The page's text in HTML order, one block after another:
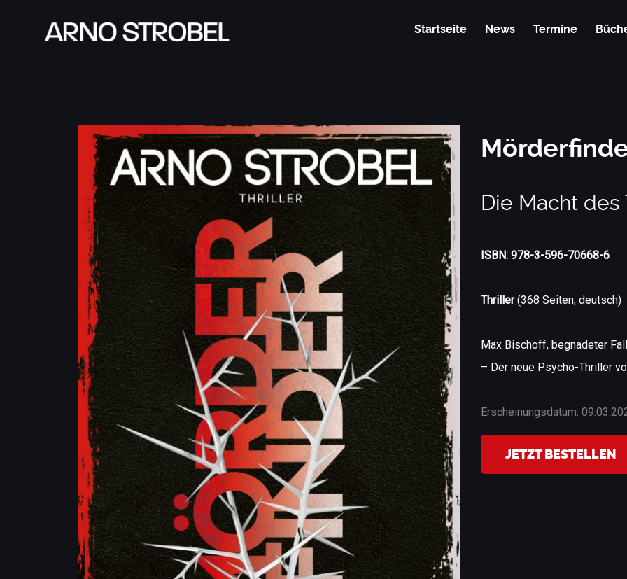
Startseite News Termine
Die Macht des
ISBN: 978-3-596-70668-6
Thriller(368 Seiten, deutsch)
Max Bischoff, begnadeter
– Der neue Psycho-Thriller
Erscheinungsdatum:
JETZT BESTELLEN